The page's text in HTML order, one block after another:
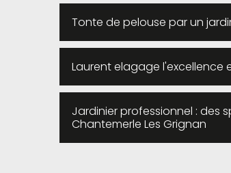
Tonte de pelouse par un
Laurent elagage l'excellence
Jardinier professionnel : des
Chantemerle Les Grignan